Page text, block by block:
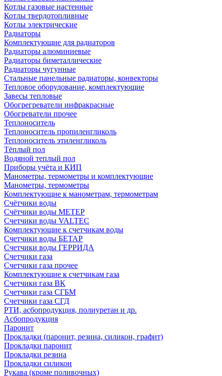
Котлы газовые настенные
Котлы твердотопливные
Котлы электрические
Радиаторы
Комплектующие для радиаторов
Радиаторы алюминиевые
Радиаторы биметаллические
Радиаторы чугунные
Стальные панельные радиаторы, конвекторы
Тепловое оборудование, комплектующие
Завесы тепловые
Обогрегреватели инфракрасные
Обогреватели прочее
Теплоноситель
Теплоноситель пропиленгликоль
Теплоноситель этиленгликоль
Тёплый пол
Водяной теплый пол
Приборы учёта и КИП
Манометры, термометры и комплектующие
Манометры, термометры
Комплектующие к манометрам, термометрам
Счётчики воды
Счётчики воды МЕТЕР
Счетчики воды VALTEC
Комплектующие к счетчикам воды
Счетчики воды БЕТАР
Счетчики воды ГЕРРИДА
Счетчики газа
Счетчики газа прочее
Комплектующие к счетчикам газа
Счетчики газа ВК
Счетчики газа СГБМ
Счетчики газа СГД
РТИ, асбопродукция, полиуретан и др.
Асбопродукция
Паронит
Прокладки (паронит, резина, силикон, графит)
Прокладки паронит
Прокладки резина
Прокладки силикон
Рукава (кроме поливочных)